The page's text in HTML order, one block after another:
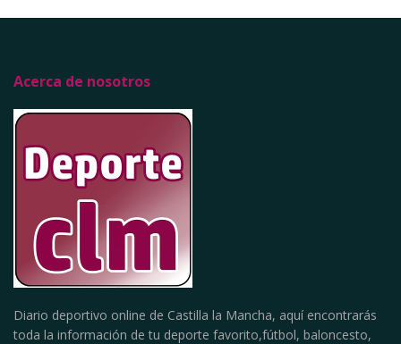
Acerca de nosotros
Diario deportivo online de Castilla la Mancha, aquí encontrarás
toda la información de tu deporte favorito,fútbol, baloncesto,